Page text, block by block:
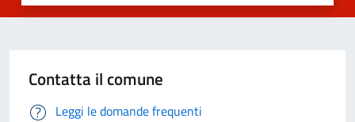
Contatta il comune
Leggi le domande frequenti